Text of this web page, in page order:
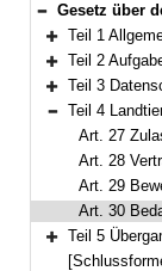
Bereich
Gesetz über den gesundheitlichen
Bereich
Teil 1
Bereich
Teil 2
Bereich
Teil 3
Bereich
Teil 4
Art. 27
Art. 28
Art. 29
Art. 30
Bereich
Teil 5